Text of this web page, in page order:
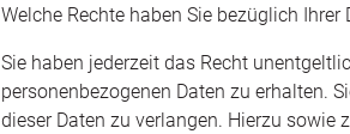
Welche Rechte haben Sie bezüglich Ihrer
Sie haben jederzeit das Recht
personenbezogenen Daten zu erhalten.
dieser Daten zu verlangen. Hierzu sowie